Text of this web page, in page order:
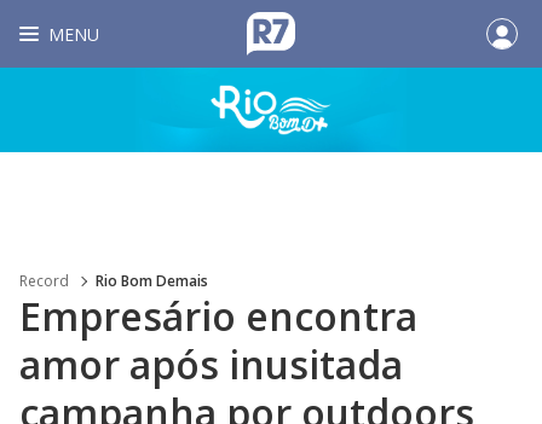
MENU
Record Rio Bom Demais
Empresário encontra
amor após inusitada
campanha por outdoors